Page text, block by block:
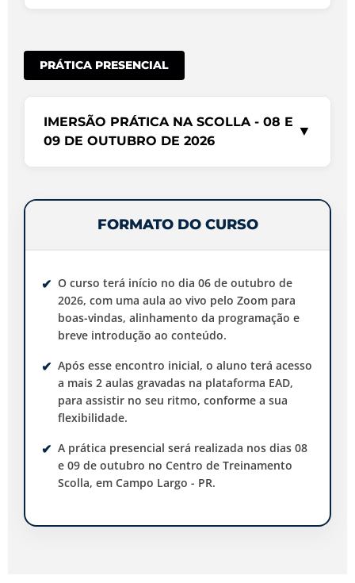
PRÁTICA PRESENCIAL
IMERSÃO PRÁTICA NA SCOLLA - 08 E
09 DE OUTUBRO DE 2026
▼
FORMATO DO CURSO
O curso terá início no dia 06 de outubro de
2026, com uma aula ao vivo pelo Zoom para
boas-vindas, alinhamento da programação e
breve introdução ao conteúdo.
Após esse encontro inicial, o aluno terá acesso
a mais 2 aulas gravadas na plataforma EAD,
para assistir no seu ritmo, conforme a sua
flexibilidade.
A prática presencial será realizada nos dias 08
e 09 de outubro no Centro de Treinamento
Scolla, em Campo Largo - PR.